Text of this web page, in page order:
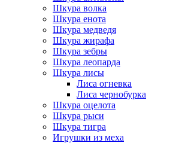
Шкура волка
Шкура енота
Шкура медведя
Шкура жирафа
Шкура зебры
Шкура леопарда
Шкура лисы
Лиса огневка
Лиса чернобурка
Шкура оцелота
Шкура рыси
Шкура тигра
Игрушки из меха